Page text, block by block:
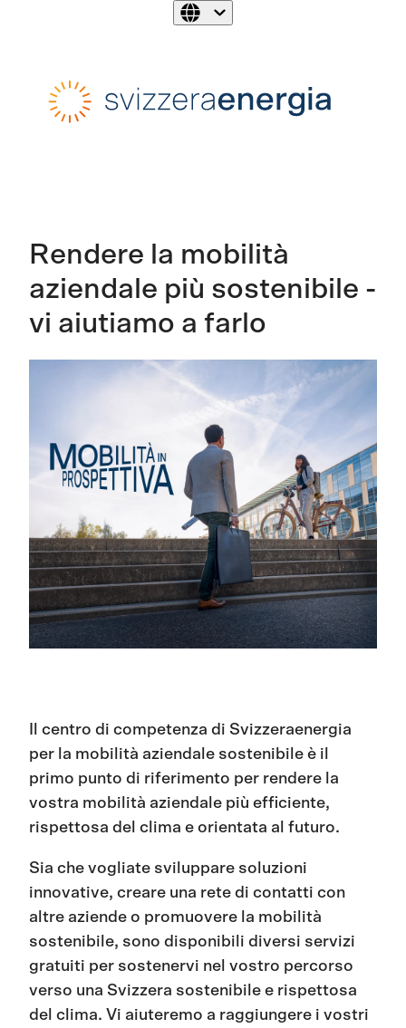
Rendere la mobilità
aziendale più sostenibile -
vi aiutiamo a farlo
Il centro di competenza di Svizzeraenergia
per la mobilità aziendale sostenibile è il
primo punto di riferimento per rendere la
vostra mobilità aziendale più efficiente,
rispettosa del clima e orientata al futuro.
Sia che vogliate sviluppare soluzioni
innovative, creare una rete di contatti con
altre aziende o promuovere la mobilità
sostenibile, sono disponibili diversi servizi
gratuiti per sostenervi nel vostro percorso
verso una Svizzera sostenibile e rispettosa
del clima. Vi aiuteremo a raggiungere i vostri